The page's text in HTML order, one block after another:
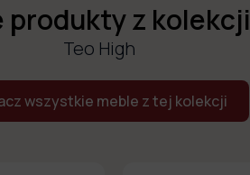
produkty z kolekcji
Teo High
wszystkie meble z tej kolekcji